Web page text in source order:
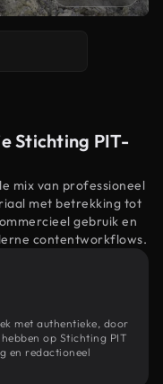
Stichting PIT-
mix van professioneel
met betrekking tot
gebruik en
contentworkflows.
met authentieke, door
op Stichting PIT
en redactioneel